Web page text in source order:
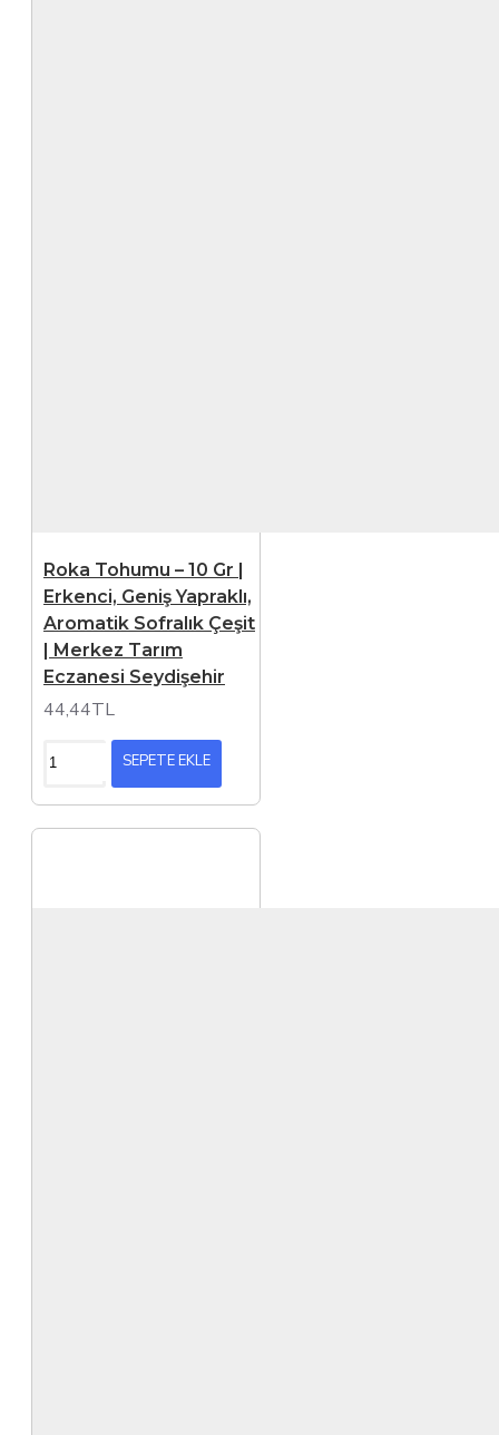
Roka Tohumu – 10 Gr |
Erkenci, Geniş Yapraklı,
Aromatik Sofralık Çeşit
| Merkez Tarım
Eczanesi Seydişehir
44,44TL
SEPETE EKLE